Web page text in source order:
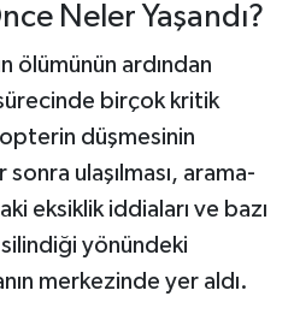
Neler Yaşandı?
ölümünün ardından
birçok kritik
düşmesinin
ulaşılması, arama-
eksiklik iddiaları ve bazı
yönündeki
merkezinde yer aldı.